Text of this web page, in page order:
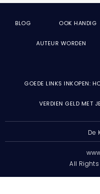
BLOG OOK HANDIG
AUTEUR WORDEN
GOEDE LINKS INKOPEN:
VERDIEN GELD MET
De
All